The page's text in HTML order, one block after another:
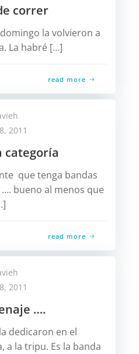
correr
la volvieron a
La habré […]
read more
2011
categoría
que tenga bandas
bueno al menos que
read more
2011
….
dedicaron en el
a la tripu. Es la banda